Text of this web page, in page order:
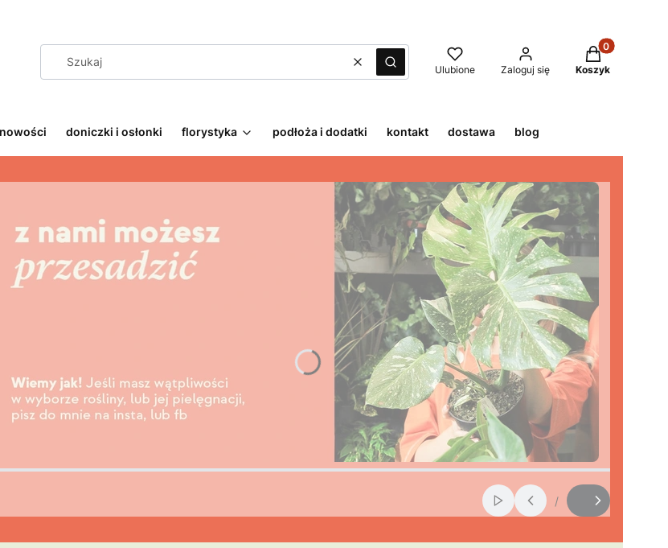
WyczyśćSzukaj Ulubione Zaloguj się
Produkty w
Koszyk
nowości doniczki i osłonki florystyka podłoża i dodatki kontakt dostawa blog
Włącz automatyczne
Slajd
/
z